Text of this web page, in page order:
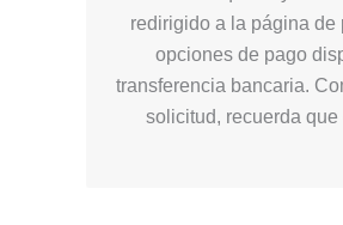
redirigido a la página de
opciones de pago
transferencia bancaria.
solicitud, recuerda